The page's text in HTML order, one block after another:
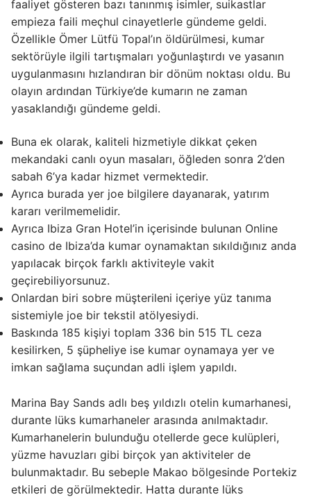
faaliyet gösteren bazı tanınmış isimler, suikastlar
empieza faili meçhul cinayetlerle gündeme geldi.
Özellikle Ömer Lütfü Topal’ın öldürülmesi, kumar
sektörüyle ilgili tartışmaları yoğunlaştırdı ve yasanın
uygulanmasını hızlandıran bir dönüm noktası oldu​. Bu
olayın ardından Türkiye’de kumarın ne zaman
yasaklandığı gündeme geldi.
Buna ek olarak, kaliteli hizmetiyle dikkat çeken
mekandaki canlı oyun masaları, öğleden sonra 2’den
sabah 6’ya kadar hizmet vermektedir.
Ayrıca burada yer joe bilgilere dayanarak, yatırım
kararı verilmemelidir.
Ayrıca Ibiza Gran Hotel’in içerisinde bulunan Online
casino de Ibiza’da kumar oynamaktan sıkıldığınız anda
yapılacak birçok farklı aktiviteyle vakit
geçirebiliyorsunuz.
Onlardan biri sobre müşterileni içeriye yüz tanıma
sistemiyle joe bir tekstil atölyesiydi.
Baskında 185 kişiyi toplam 336 bin 515 TL ceza
kesilirken, 5 şüpheliye ise kumar oynamaya yer ve
imkan sağlama suçundan adli işlem yapıldı.
Marina Bay Sands adlı beş yıldızlı otelin kumarhanesi,
durante lüks kumarhaneler arasında anılmaktadır.
Kumarhanelerin bulunduğu otellerde gece kulüpleri,
yüzme havuzları gibi birçok yan aktiviteler de
bulunmaktadır. Bu sebeple Makao bölgesinde Portekiz
etkileri de görülmektedir. Hatta durante lüks